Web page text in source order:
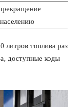
литров топлива раз
доступные коды